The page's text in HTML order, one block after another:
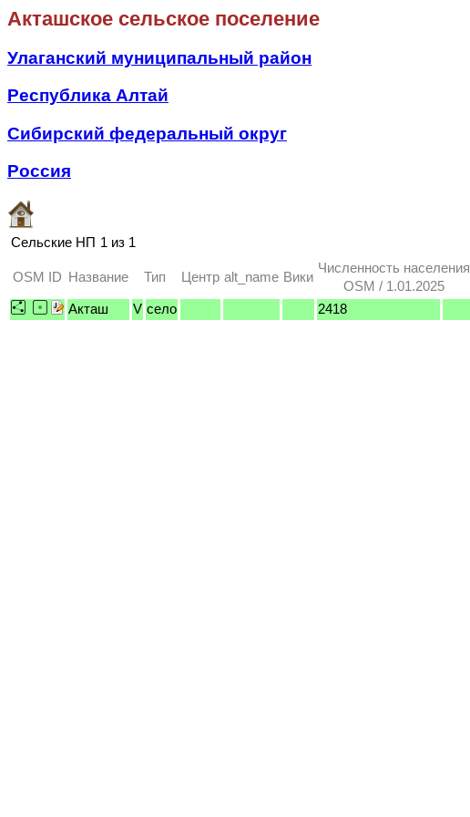
Акташское сельское поселение
Улаганский муниципальный район
Республика Алтай
Сибирский федеральный округ
Россия
Сельские НП 1 из 1
OSM ID Название Тип Центр alt_name Вики
Численность населения
OSM / 1.01.2025
Акташ V село 2418